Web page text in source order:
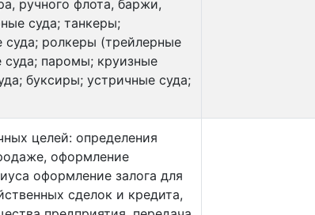
ручного флота, баржи,
суда; танкеры;
ролкеры (трейлерные
суда; паромы; круизные
буксиры; устричные суда;
целей: определения
оформление
оформление залога для
сделок и кредита,